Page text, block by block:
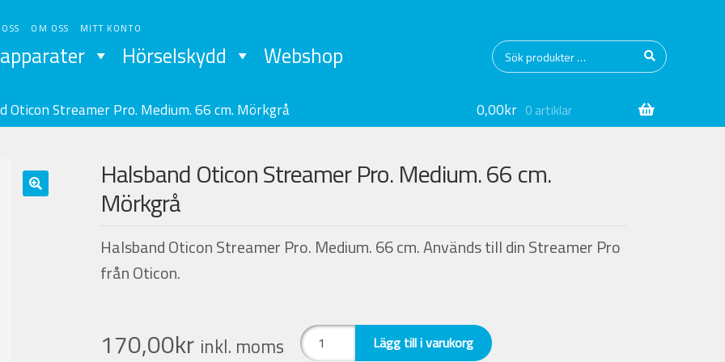
OM OSS MITT KONTO
Sök
efter:
Sök
Hörselskydd Webshop
0,00kr 0 artiklar
Oticon Streamer Pro. Medium. 66 cm. Mörkgrå
Halsband Oticon Streamer Pro. Medium. 66 cm.
Mörkgrå
170,00kr inkl. moms
Halsband Oticon Streamer Pro. Medium. 66 cm. Används till din Streamer Pro
från Oticon.
Halsband
Oticon
Lägg till i varukorg